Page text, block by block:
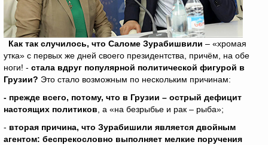
Как так случилось, что Саломе Зурабишвили – «хромая
утка» с первых же дней своего президентства, причём, на обе
ноги! - стала вдруг популярной политической фигурой в
Грузии? Это стало возможным по нескольким причинам:
- прежде всего, потому, что в Грузии – острый дефицит
настоящих политиков , а «на безрыбье и рак – рыба»;
- вторая причина, что Зурабишили является двойным
агентом: беспрекословно выполняет мелкие поручения